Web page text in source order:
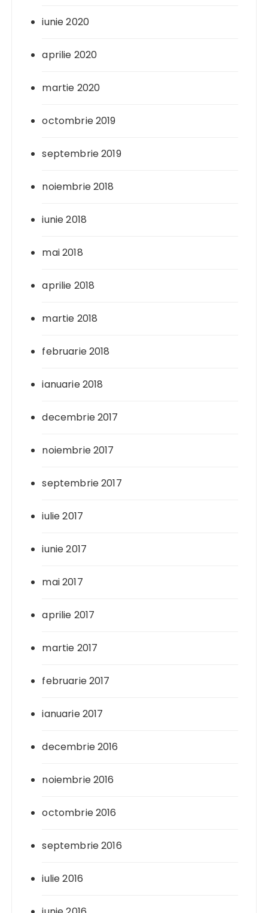
iunie 2020
aprilie 2020
martie 2020
octombrie 2019
septembrie 2019
noiembrie 2018
iunie 2018
mai 2018
aprilie 2018
martie 2018
februarie 2018
ianuarie 2018
decembrie 2017
noiembrie 2017
septembrie 2017
iulie 2017
iunie 2017
mai 2017
aprilie 2017
martie 2017
februarie 2017
ianuarie 2017
decembrie 2016
noiembrie 2016
octombrie 2016
septembrie 2016
iulie 2016